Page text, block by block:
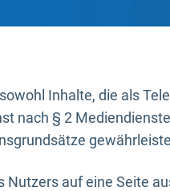
Inhalte, die als
nach § 2
Nutzers auf eine Seite